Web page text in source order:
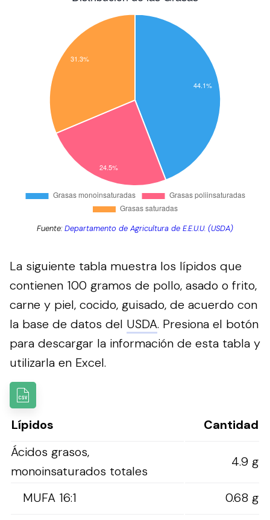
Fuente:Departamento de Agricultura de E.E.U.U. (USDA)
La siguiente tabla muestra los lípidos que
contienen 100 gramos de pollo, asado o frito,
carne y piel, cocido, guisado, de acuerdo con
la base de datos del USDA. Presiona el botón
para descargar la información de esta tabla y
utilizarla en Excel.
Lípidos
Cantidad
Ácidos grasos,
monoinsaturados totales
4.9 g
MUFA 16:1
0.68 g